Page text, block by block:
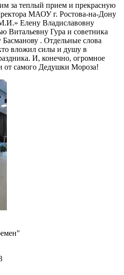
за теплый прием и прекрасную
МАОУ г. Ростова-на-Дону
Елену Владиславовну
Витальевну Гура и советника
. Отдельные слова
вложил силы и душу в
И, конечно, огромное
от самого Дедушки Мороза!